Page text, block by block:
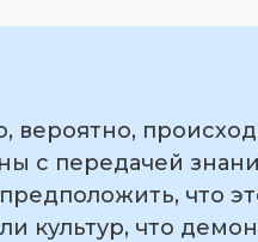
вероятно,
с передачей
что
культур, что